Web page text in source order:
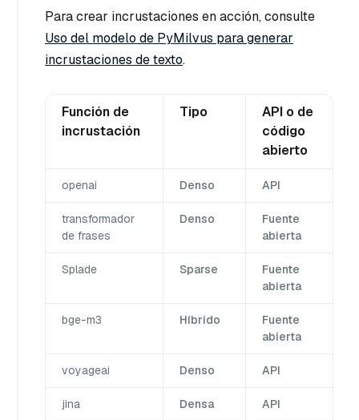
Para crear incrustaciones en acción, consulte
Uso del modelo de PyMilvus para generar
incrustaciones de texto.
Función de
incrustación
Tipo
API o de
código
abierto
openai Denso API
transformador
de frases
Denso
Fuente
abierta
Splade Sparse
Fuente
abierta
bge-m3 Híbrido
Fuente
abierta
voyageai Denso API
jina Densa API